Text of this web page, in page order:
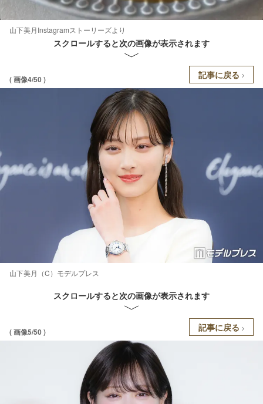
山下美月Instagramストーリーズより
スクロールすると次の画像が表示されます
( 画像4/50 ) 記事に戻る
山下美月（C）モデルプレス
スクロールすると次の画像が表示されます
( 画像5/50 ) 記事に戻る